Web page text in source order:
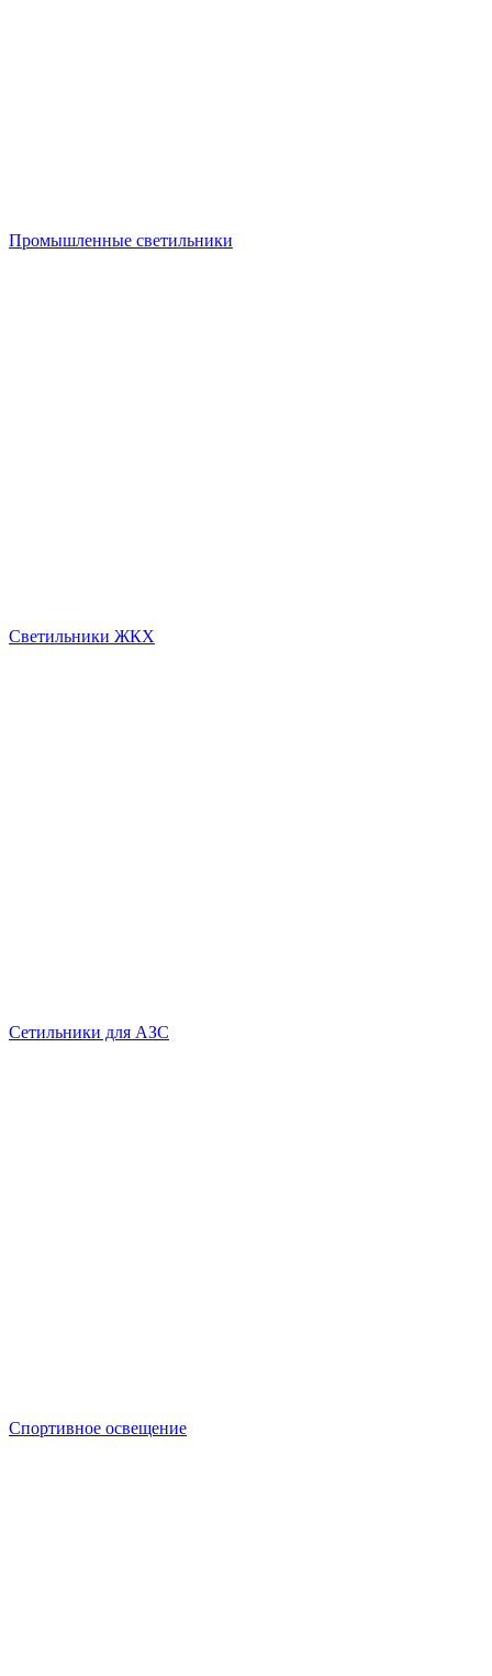
Промышленные светильники
Светильники ЖКХ
Сетильники для АЗС
Спортивное освещение